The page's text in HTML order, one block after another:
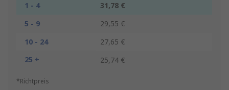
1 - 4
31,78 €
5 - 9
29,55 €
10 - 24
27,65 €
25 +
25,74 €
*Richtpreis